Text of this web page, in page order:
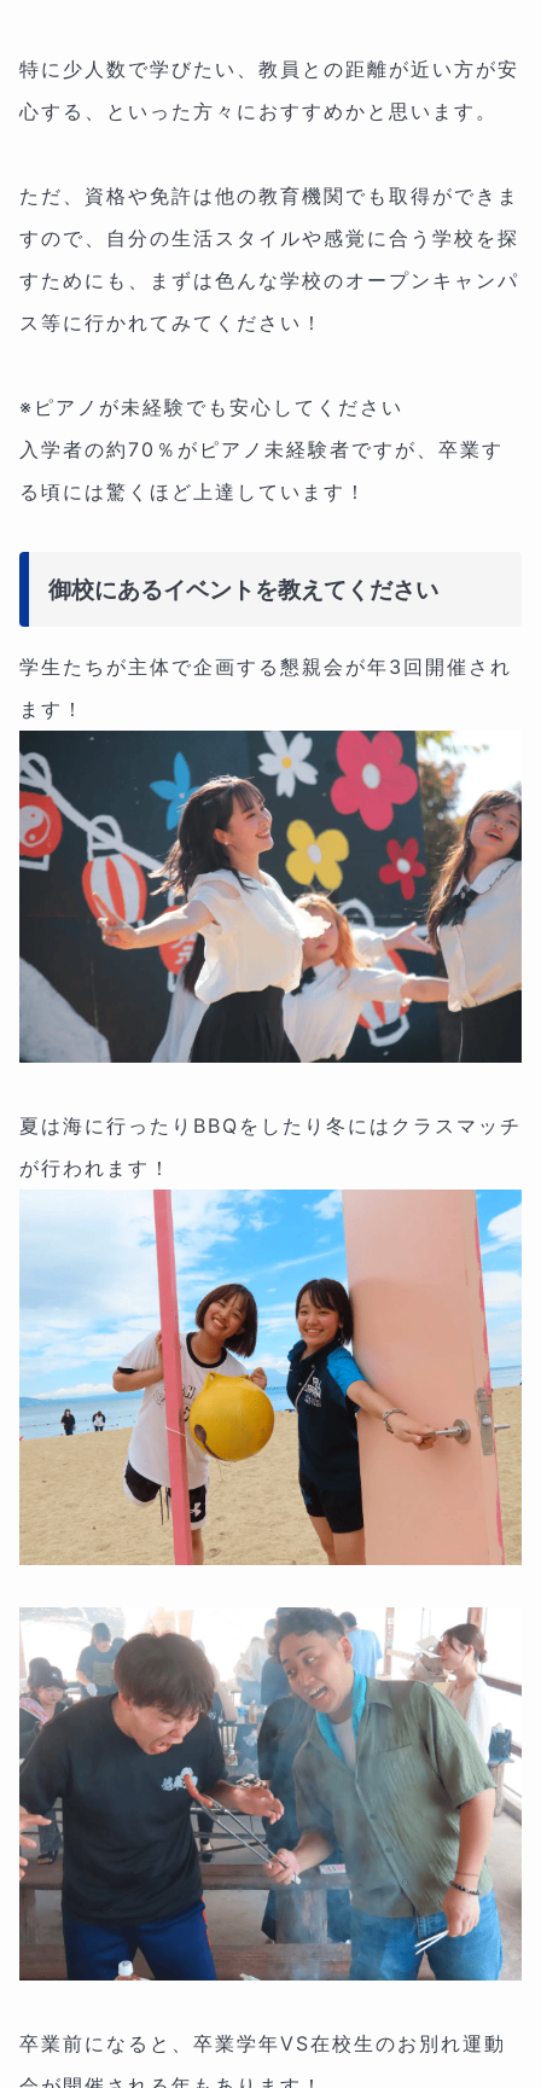
特に少人数で学びたい、教員との距離が近い方が安
心する、といった方々におすすめかと思います。
ただ、資格や免許は他の教育機関でも取得ができま
すので、自分の生活スタイルや感覚に合う学校を探
すためにも、まずは色んな学校のオープンキャンパ
ス等に行かれてみてください！
※ピアノが未経験でも安心してください
入学者の約70％がピアノ未経験者ですが、卒業す
る頃には驚くほど上達しています！
御校にあるイベントを教えてください
学生たちが主体で企画する懇親会が年3回開催され
ます！
夏は海に行ったりBBQをしたり冬にはクラスマッチ
が行われます！
卒業前になると、卒業学年VS在校生のお別れ運動